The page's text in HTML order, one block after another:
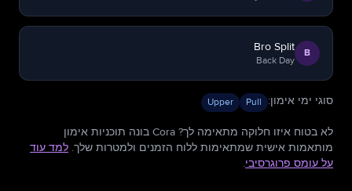
B
Bro Split
Back Day
סוגי ימי אימון:
Pull
Upper
לא בטוח איזו חלוקה מתאימה לך? Cora בונה תוכניות אימון
מותאמות אישית שמתאימות ללוח הזמנים ולמטרות שלך. למד עוד
על עומס פרוגרסיבי.